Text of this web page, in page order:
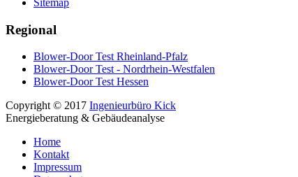
Sitemap
Regional
Blower-Door Test Rheinland-Pfalz
Blower-Door Test - Nordrhein-Westfalen
Blower-Door Test Hessen
Copyright © 2017 Ingenieurbüro Kick
Energieberatung & Gebäudeanalyse
Home
Kontakt
Impressum